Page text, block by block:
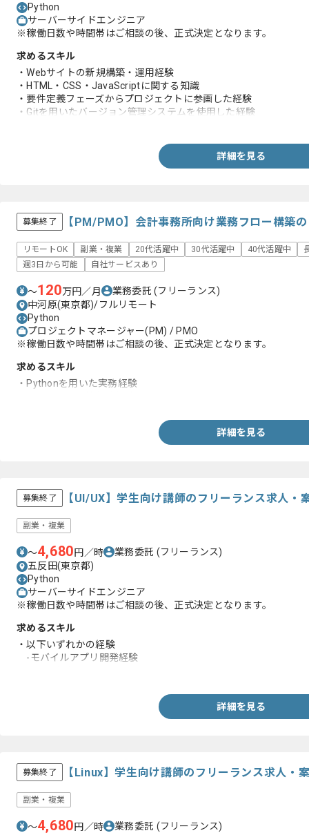
Python
サーバーサイドエンジニア
※稼働日数や時間帯はご相談の後、正式決定となります。
求めるスキル
・Webサイトの新規構築・運用経験
・HTML・CSS・JavaScriptに関する知識
・要件定義フェーズからプロジェクトに参画した経験
・Gitを用いたバージョン管理システムを使用した経験
詳細を見る
募集終了 【PM/PMO】会計事務所向け業務フロー構築
リモートOK 副業・複業 20代活躍中 30代活躍中 40代活躍中
週3日から可能
自社サービスあり
〜120万円／月 業務委託(フリーランス)
中河原(東京都)/フルリモート
Python
プロジェクトマネージャー(PM) / PMO
※稼働日数や時間帯はご相談の後、正式決定となります。
求めるスキル
・Pythonを用いた実務経験
詳細を見る
募集終了 【UI/UX】学生向け講師のフリーランス求人・
副業・複業
〜4,680円／時 業務委託 (フリーランス)
五反田(東京都)
Python
サーバーサイドエンジニア
※稼働日数や時間帯はご相談の後、正式決定となります。
求めるスキル
・以下いずれかの経験
-モバイルアプリ開発経験
詳細を見る
募集終了 【Linux】学生向け講師のフリーランス求人・
副業・複業
〜4,680円／時 業務委託 (フリーランス)